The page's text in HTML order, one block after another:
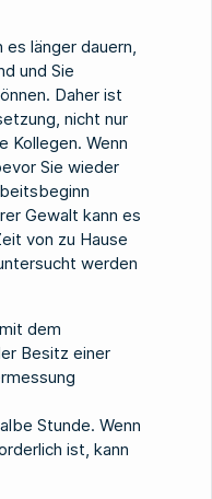
länger dauern,
und Sie
Daher ist
nicht nur
Kollegen. Wenn
Sie wieder
Gewalt kann es
von zu Hause
werden
dem
Besitz einer
Stunde. Wenn
ist, kann